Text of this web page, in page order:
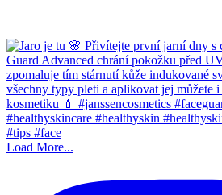
Load More...